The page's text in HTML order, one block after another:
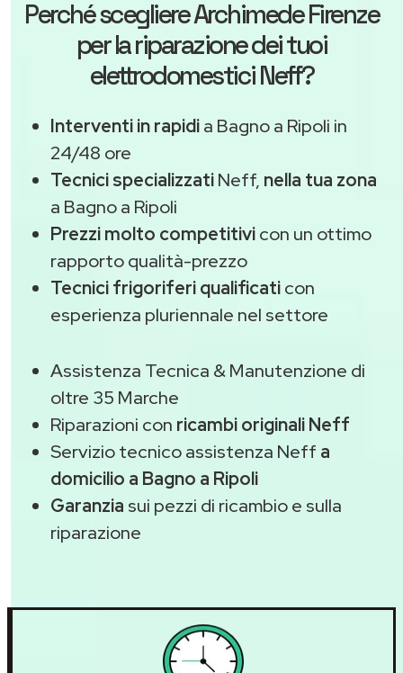
Perché scegliereArchimede Firenze
per la riparazione dei tuoi
elettrodomestici Neff?
Interventi in rapidia Bagno a Ripoli in
24/48 ore
Tecnici specializzatiNeff, nella tua zona
a Bagno a Ripoli
Prezzi molto competitivicon un ottimo
rapporto qualità-prezzo
Tecnici frigoriferi qualificaticon
esperienza pluriennale nel settore
Assistenza Tecnica & Manutenzione di
oltre 35 Marche
Riparazioni con ricambi originali Neff
Servizio tecnico assistenza Neff a
domicilio a Bagno a Ripoli
Garanzia sui pezzi di ricambio e sulla
riparazione